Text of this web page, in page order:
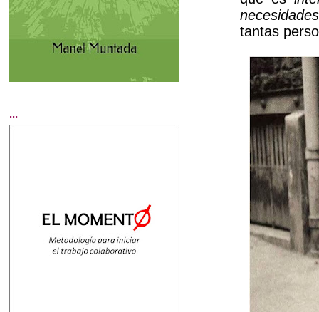
necesidades
tantas
...